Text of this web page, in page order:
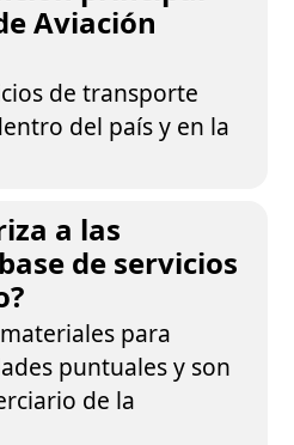
Aviación
de transporte
del país y en la
a las
de servicios
para
puntuales y son
de la